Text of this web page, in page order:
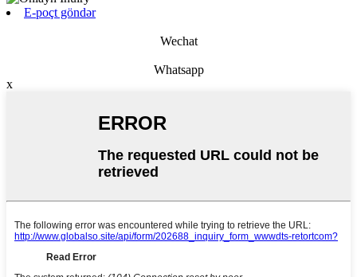
E-poçt göndər
Wechat
Whatsapp
x